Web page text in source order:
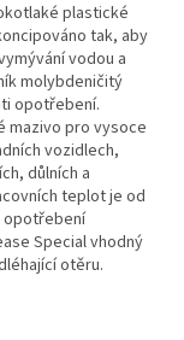
plastické
tak, aby
vodou a
molybdeničitý
opotřebení.
mazivo pro vysoce
vozidlech,
důlních a
teplot je od
opotřebení
Special vhodný
otěru.